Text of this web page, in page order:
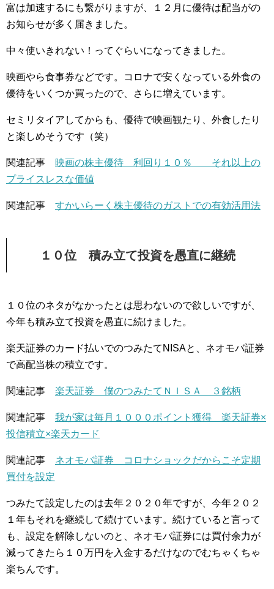
富は加速するにも繋がりますが、１２月に優待は配当がの
お知らせが多く届きました。
中々使いきれない！ってぐらいになってきました。
映画やら食事券などです。コロナで安くなっている外食の
優待をいくつか買ったので、さらに増えています。
セミリタイアしてからも、優待で映画観たり、外食したり
と楽しめそうです（笑）
関連記事 映画の株主優待 利回り１０％ それ以上の
プライスレスな価値
関連記事 すかいらーく株主優待のガストでの有効活用法
１０位 積み立て投資を愚直に継続
１０位のネタがなかったとは思わないので欲しいですが、
今年も積み立て投資を愚直に続けました。
楽天証券のカード払いでのつみたてNISAと、ネオモバ証券
で高配当株の積立です。
関連記事 楽天証券 僕のつみたてＮＩＳＡ ３銘柄
関連記事 我が家は毎月１０００ポイント獲得 楽天証券×
投信積立×楽天カード
関連記事 ネオモバ証券 コロナショックだからこそ定期
買付を設定
つみたて設定したのは去年２０２０年ですが、今年２０２
１年もそれを継続して続けています。続けていると言って
も、設定を解除しないのと、ネオモバ証券には買付余力が
減ってきたら１０万円を入金するだけなのでむちゃくちゃ
楽ちんです。